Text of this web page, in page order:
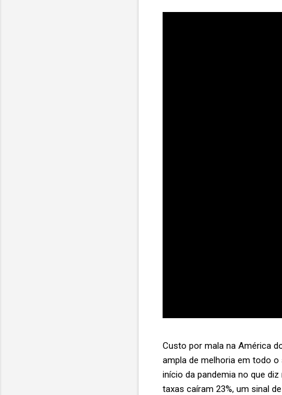
Custo por mala na América
ampla de melhoria em todo
início da pandemia no que
taxas caíram 23%, um sinal